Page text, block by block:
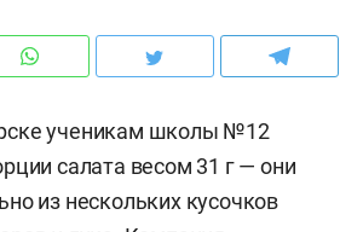
ученикам школы №12
салата весом 31 г — они
из нескольких кусочков